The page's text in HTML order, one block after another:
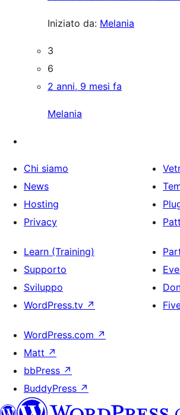
Iniziato da: Melania
3
6
2 anni, 9 mesi fa
Melania
Chi siamo
News
Hosting
Privacy
Learn (Training)
Supporto
Sviluppo
WordPress.tv ↗
WordPress.com ↗
Matt ↗
bbPress ↗
BuddyPress ↗